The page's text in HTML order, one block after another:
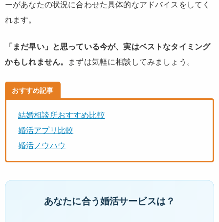
ーがあなたの状況に合わせた具体的なアドバイスをしてく
れます。
「まだ早い」と思っている今が、実はベストなタイミング
かもしれません。
まずは気軽に相談してみましょう。
おすすめ記事
結婚相談所おすすめ比較
婚活アプリ比較
婚活ノウハウ
あなたに合う婚活サービスは？